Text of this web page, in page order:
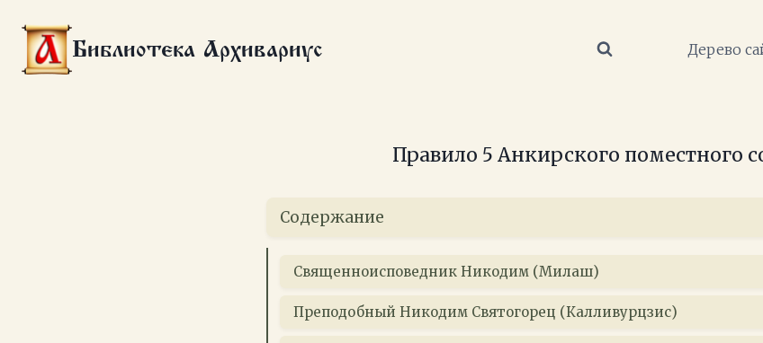
содержимомуБиблиотека Архивариус Дерево
Правило 5 Анкирского поместного
Содержание
Cвященноисповедник Никодим (Милаш)
Преподобный Никодим Святогорец (Калливурцзис)